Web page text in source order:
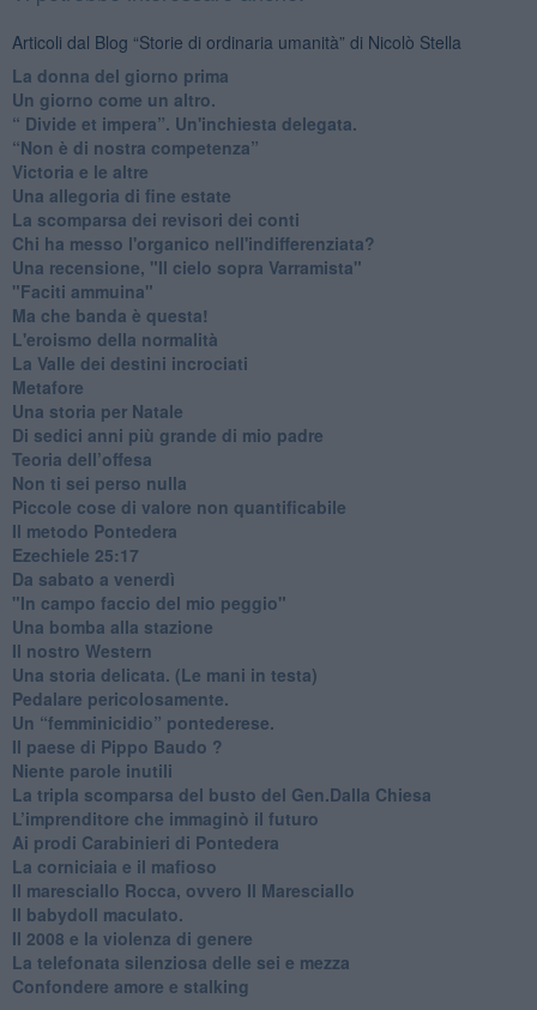
Articoli dal Blog “Storie di ordinaria umanità” di Nicolò Stella
​La donna del giorno prima
​Un giorno come un altro.
​“ Divide et impera”. Un'inchiesta delegata.
“Non è di nostra competenza”
​Victoria e le altre
Una allegoria di fine estate
La scomparsa dei revisori dei conti
Chi ha messo l'organico nell'indifferenziata?
Una recensione, "Il cielo sopra Varramista"
​"Faciti ammuina"
Ma che banda è questa!
L'eroismo della normalità
​La Valle dei destini incrociati
Metafore
​Una storia per Natale
​Di sedici anni più grande di mio padre
Teoria dell’offesa
​Non ti sei perso nulla
​Piccole cose di valore non quantificabile
​Il metodo Pontedera
​Ezechiele 25:17
Da sabato a venerdì
"In campo faccio del mio peggio"
Una bomba alla stazione
Il nostro Western
Una storia delicata. (Le mani in testa)
Pedalare pericolosamente.
Un “femminicidio” pontederese.
Il paese di Pippo Baudo ?
Niente parole inutili
La tripla scomparsa del busto del Gen.Dalla Chiesa
​L’imprenditore che immaginò il futuro
Ai prodi Carabinieri di Pontedera
​La corniciaia e il mafioso
Il maresciallo Rocca, ovvero Il Maresciallo
​Il babydoll maculato.
​Il 2008 e la violenza di genere
La telefonata silenziosa delle sei e mezza
​Confondere amore e stalking